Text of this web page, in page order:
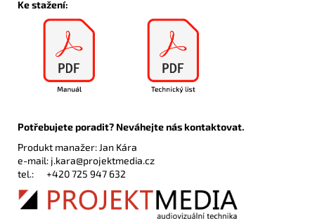
Ke stažení:
Potřebujete poradit? Neváhejte nás kontaktovat.
Produkt manažer: Jan Kára
e-mail: j.kara@projektmedia.cz
tel.: +420 725 947 632